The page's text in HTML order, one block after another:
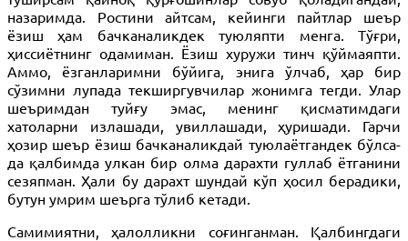
назаримда. Ростини айтсам, кейинги пайтлар шеър
ёзиш ҳам бачканаликдек туюляпти менга. Тўғри,
ҳиссиётнинг одамиман. Ёзиш хуружи тинч қўймаяпти.
Аммо, ёзганларимни бўйига, энига ўлчаб, ҳар бир
сўзимни лупада текширгувчилар жонимга тегди. Улар
шеъримдан туйғу эмас, менинг қисматимдаги
хатоларни излашади, увиллашади, ҳуришади. Гарчи
ҳозир шеър ёзиш бачканаликдай туюлаётгандек бўлса-
да қалбимда улкан бир олма дарахти гуллаб ётганини
сезяпман. Ҳали бу дарахт шундай кўп ҳосил берадики,
бутун умрим шеърга тўлиб кетади.
Самимиятни, ҳалолликни соғинганман. Қалбингдаги